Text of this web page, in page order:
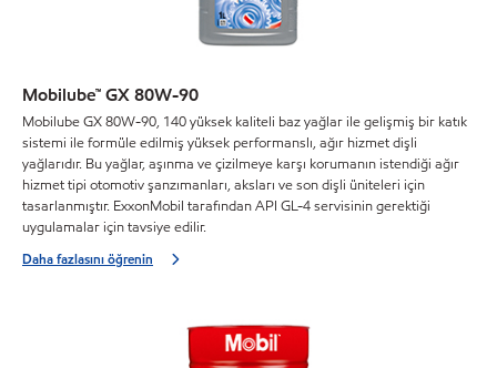
Mobilube™ GX 80W-90
Mobilube GX 80W-90, 140 yüksek kaliteli baz yağlar ile gelişmiş bir katık
sistemi ile formüle edilmiş yüksek performanslı, ağır hizmet dişli
yağlarıdır. Bu yağlar, aşınma ve çizilmeye karşı korumanın istendiği ağır
hizmet tipi otomotiv şanzımanları, aksları ve son dişli üniteleri için
tasarlanmıştır. ExxonMobil tarafından API GL-4 servisinin gerektiği
uygulamalar için tavsiye edilir.
Daha fazlasını öğrenin